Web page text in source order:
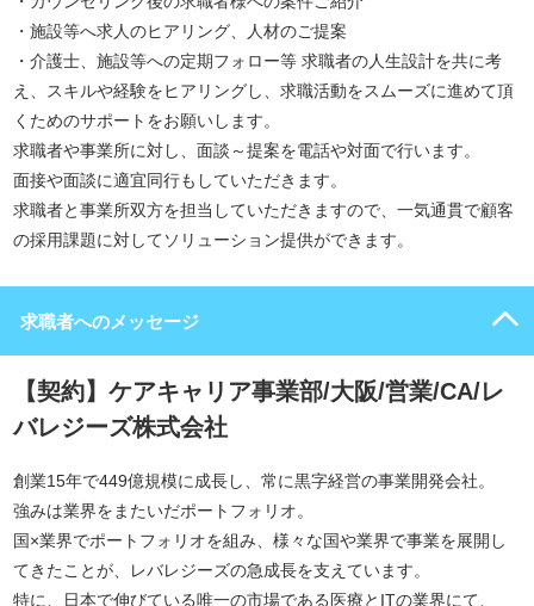
・施設等へ求人のヒアリング、人材のご提案
・介護士、施設等への定期フォロー等 求職者の人生設計を共に考
え、スキルや経験をヒアリングし、求職活動をスムーズに進めて頂
くためのサポートをお願いします。
求職者や事業所に対し、面談～提案を電話や対面で行います。
面接や面談に適宜同行もしていただきます。
求職者と事業所双方を担当していただきますので、一気通貫で顧客
の採用課題に対してソリューション提供ができます。
求職者へのメッセージ
【契約】ケアキャリア事業部/大阪/営業/CA/レ
バレジーズ株式会社
創業15年で449億規模に成長し、常に黒字経営の事業開発会社。
強みは業界をまたいだポートフォリオ。
国×業界でポートフォリオを組み、様々な国や業界で事業を展開し
てきたことが、レバレジーズの急成長を支えています。
特に、日本で伸びている唯一の市場である医療とITの業界にて、